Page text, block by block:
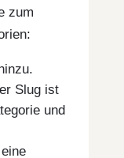
zum
Slug ist
und